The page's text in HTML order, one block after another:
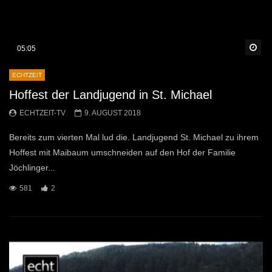
05:05
ECHTZEIT
Hoffest der Landjugend in St. Michael
ECHTZEIT-TV 9. AUGUST 2018
Bereits zum vierten Mal lud die. Landjugend St. Michael zu ihrem
Hoffest mit Maibaum umschneiden auf den Hof der Familie
Jöchlinger...
581 2